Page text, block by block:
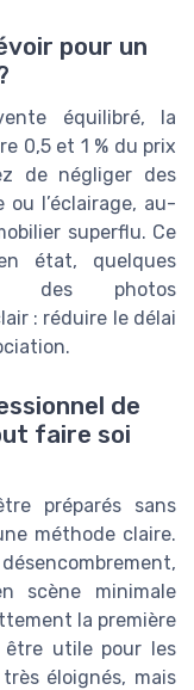
pour un
équilibré, la
0,5 et 1 % du prix
de négliger des
l’éclairage, au-
superflu. Ce
état, quelques
des photos
: réduire le délai
de
faire soi
préparés sans
méthode claire.
scène minimale
la première
être utile pour les
éloignés, mais